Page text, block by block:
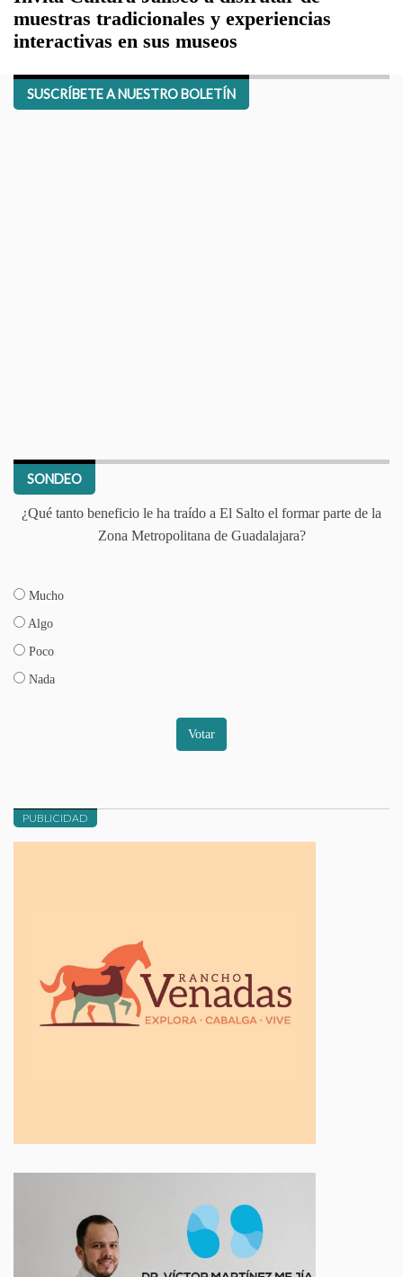
muestras tradicionales y experiencias
interactivas en sus museos
SUSCRÍBETE A NUESTRO BOLETÍN
SONDEO
¿Qué tanto beneficio le ha traído a El Salto el formar parte de la
Zona Metropolitana de Guadalajara?
Mucho
Algo
Poco
Nada
Votar
PUBLICIDAD